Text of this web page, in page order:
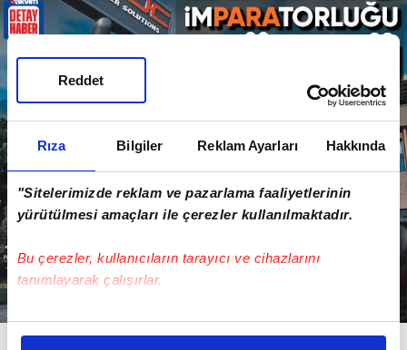
Rıza Bilgiler Reklam Ayarları Hakkında
"Sitelerimizde reklam ve pazarlama faaliyetlerinin
yürütülmesi amaçları ile çerezler kullanılmaktadır.
Bu çerezler, kullanıcıların tarayıcı ve cihazlarını
tanımlayarak çalışırlar.
Bu çerezlere izin vermeniz halinde sizlere özel
Reddet